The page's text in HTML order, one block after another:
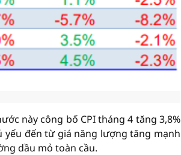
này công bố CPI tháng 4 tăng 3,8%
yếu đến từ giá năng lượng tăng mạnh
dầu mỏ toàn cầu.